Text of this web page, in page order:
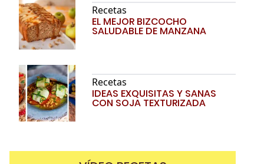
Recetas
EL MEJOR BIZCOCHO
SALUDABLE DE MANZANA
Recetas
IDEAS EXQUISITAS Y SANAS
CON SOJA TEXTURIZADA